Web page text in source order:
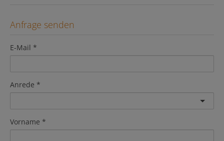
Anfrage senden
E-Mail
Anrede
Vorname